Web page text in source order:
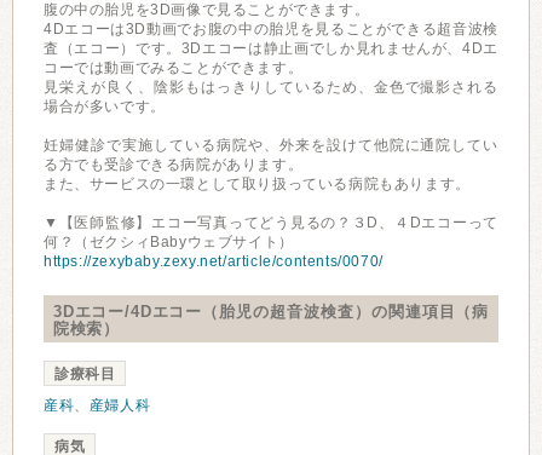
腹の中の胎児を3D画像で見ることができます。
4Dエコーは3D動画でお腹の中の胎児を見ることができる超音波検
査（エコー）です。3Dエコーは静止画でしか見れませんが、4Dエ
コーでは動画でみることができます。
見栄えが良く、陰影もはっきりしているため、金色で撮影される
場合が多いです。
妊婦健診で実施している病院や、外来を設けて他院に通院してい
る方でも受診できる病院があります。
また、サービスの一環として取り扱っている病院もあります。
▼【医師監修】エコー写真ってどう見るの？３D、４Dエコーって
何？（ゼクシィBabyウェブサイト）
https://zexybaby.zexy.net/article/contents/0070/
3Dエコー/4Dエコー（胎児の超音波検査）の関連項目（病
院検索）
診療科目
産科、 産婦人科
病気